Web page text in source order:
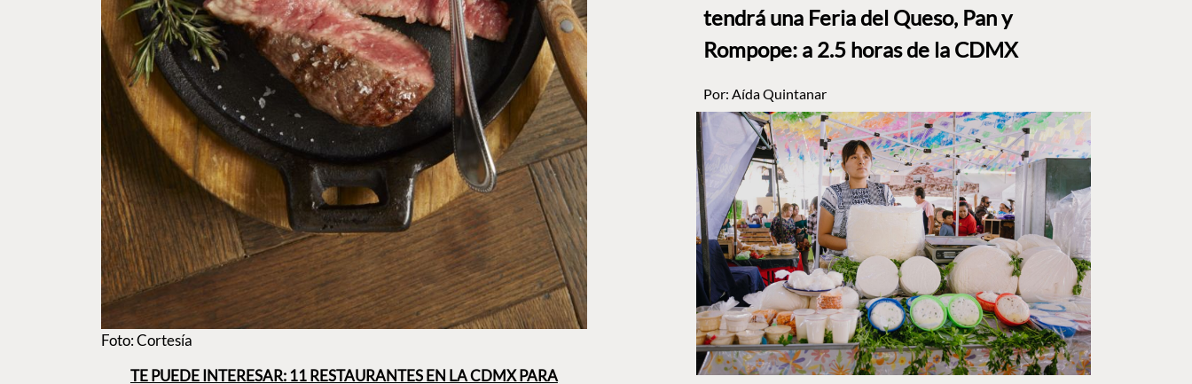
Foto: Cortesía
TE PUEDE INTERESAR: 11 RESTAURANTES EN LA CDMX PARA
tendrá una Feria del Queso, Pan y
Rompope: a 2.5 horas de la CDMX
Por: Aída Quintanar